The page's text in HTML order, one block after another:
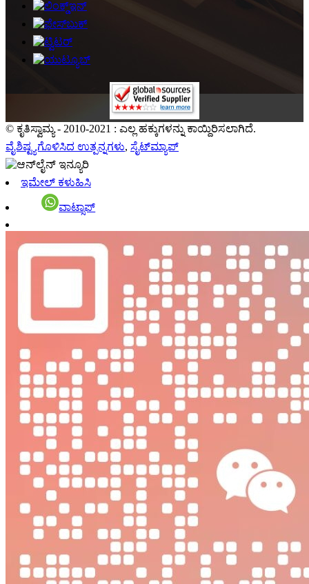
© ಕೃತಿಸ್ವಾಮ್ಯ - 2010-2021 : ಎಲ್ಲ ಹಕ್ಕುಗಳನ್ನು ಕಾಯ್ದಿರಿಸಲಾಗಿದೆ.
ವೈಶಿಷ್ಟ್ಯಗೊಳಿಸಿದ ಉತ್ಪನ್ನಗಳು, ಸೈಟ್‌ಮ್ಯಾಪ್
ಇಮೇಲ್ ಕಳುಹಿಸಿ
ವಾಟ್ಸಾಪ್